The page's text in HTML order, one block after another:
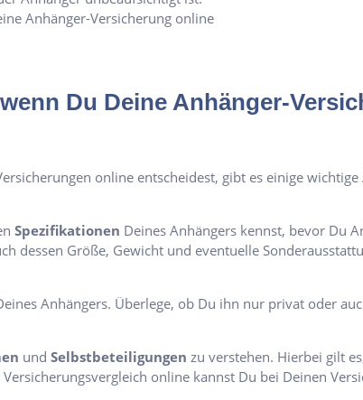
Anhänger-Versicherung online
Du Deine Anhänger-
online entscheidest, gibt es einige
Spezifikationen Deines Anhängers kennst, bevor Du
dessen Größe, Gewicht und eventuelle
Anhängers. Überlege, ob Du ihn nur privat oder
und Selbstbeteiligungen zu verstehen. Hierbei gilt
online kannst Du bei Deinen